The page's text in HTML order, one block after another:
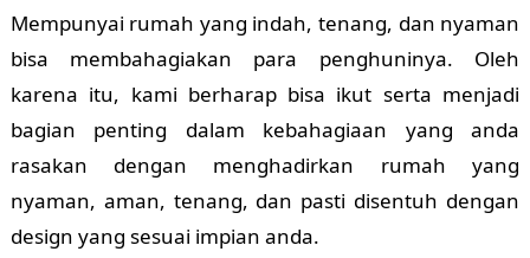
Mempunyai rumah yang indah, tenang, dan nyaman
bisa membahagiakan para penghuninya. Oleh
karena itu, kami berharap bisa ikut serta menjadi
bagian penting dalam kebahagiaan yang anda
rasakan dengan menghadirkan rumah yang
nyaman, aman, tenang, dan pasti disentuh dengan
design yang sesuai impian anda.